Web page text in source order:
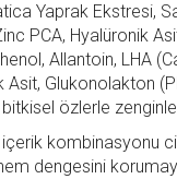
Yaprak Ekstresi,
PCA, Hyalüronik
Allantoin, LHA
Asit, Glukonolakton
özlerle
içerik kombinasyonu
dengesini